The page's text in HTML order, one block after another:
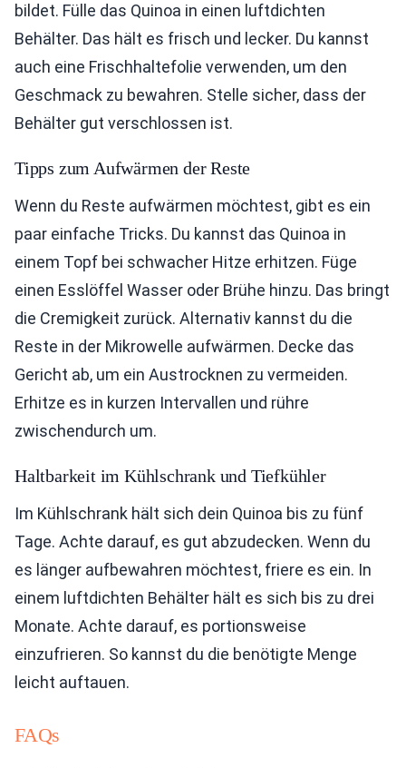
bildet. Fülle das Quinoa in einen luftdichten
Behälter. Das hält es frisch und lecker. Du kannst
auch eine Frischhaltefolie verwenden, um den
Geschmack zu bewahren. Stelle sicher, dass der
Behälter gut verschlossen ist.
Tipps zum Aufwärmen der Reste
Wenn du Reste aufwärmen möchtest, gibt es ein
paar einfache Tricks. Du kannst das Quinoa in
einem Topf bei schwacher Hitze erhitzen. Füge
einen Esslöffel Wasser oder Brühe hinzu. Das bringt
die Cremigkeit zurück. Alternativ kannst du die
Reste in der Mikrowelle aufwärmen. Decke das
Gericht ab, um ein Austrocknen zu vermeiden.
Erhitze es in kurzen Intervallen und rühre
zwischendurch um.
Haltbarkeit im Kühlschrank und Tiefkühler
Im Kühlschrank hält sich dein Quinoa bis zu fünf
Tage. Achte darauf, es gut abzudecken. Wenn du
es länger aufbewahren möchtest, friere es ein. In
einem luftdichten Behälter hält es sich bis zu drei
Monate. Achte darauf, es portionsweise
einzufrieren. So kannst du die benötigte Menge
leicht auftauen.
FAQs